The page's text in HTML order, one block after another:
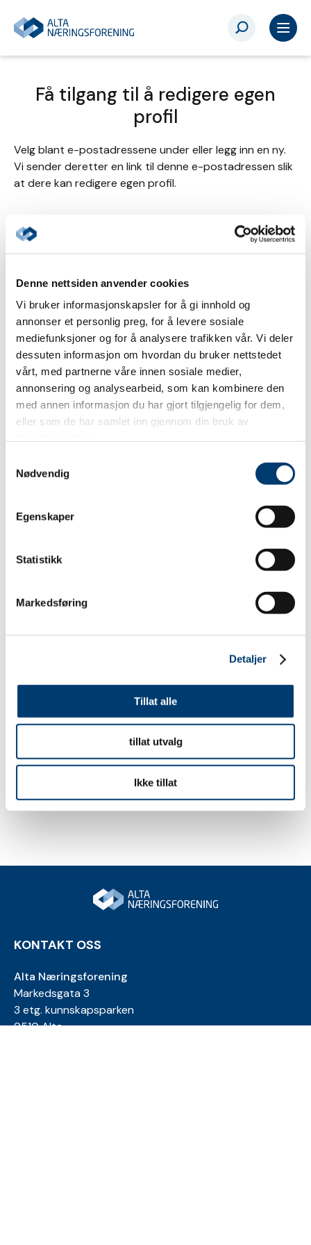
Denne nettsiden anvender cookies
Vi bruker informasjonskapsler for å gi innhold og
annonser et personlig preg, for å levere sosiale
mediefunksjoner og for å analysere trafikken vår. Vi deler
dessuten informasjon om hvordan du bruker nettstedet
vårt, med partnerne våre innen sosiale medier,
annonsering og analysearbeid, som kan kombinere den
med annen informasjon du har gjort tilgjengelig for dem,
eller som de har samlet inn gjennom din bruk av
Nødvendig
Egenskaper
Statistikk
Markedsføring
Detaljer
Tillat alle
tillat utvalg
Ikke tillat
Få tilgang til å redigere egen
profil
Velg blant e-postadressene under eller legg inn en ny.
Vi sender deretter en link til denne e-postadressen slik
at dere kan redigere egen profil.
Send tilgang til
Annen - Skriv inn e-postadresse selv
SEND
KONTAKT OSS
Alta Næringsforening
Markedsgata 3
3 etg. kunnskapsparken
9510 Alta